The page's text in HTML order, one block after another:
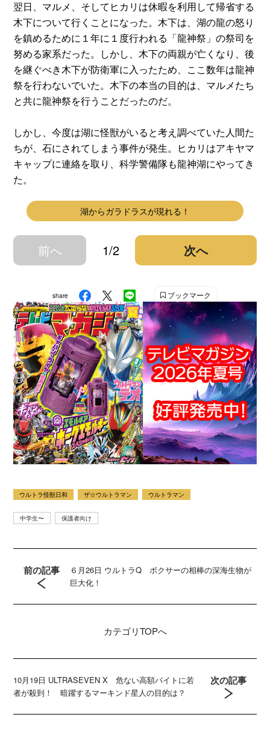
翌日、マルメ、そしてヒカリは休暇を利用して帰省する
木下について行くことになった。木下は、湖の龍の怒り
を鎮めるために１年に１度行われる「龍神祭」の祭司を
努める家系だった。しかし、木下の両親が亡くなり、後
を継ぐべき木下が防衛軍に入ったため、ここ数年は龍神
祭を行わないでいた。木下の本当の目的は、マルメたち
と共に龍神祭を行うことだったのだ。
しかし、今度は湖に怪獣がいると考え調べていた人間た
ちが、石にされてしまう事件が発生。ヒカリはアキヤマ
キャップに連絡を取り、科学警備隊も龍神湖にやってき
た。
湖からガラドラスが現れる！
前へ 1/2 次へ
share ブックマーク
ウルトラ怪獣日和 ザ☆ウルトラマン ウルトラマン
中学生〜 保護者向け
前の記事
６月26日 ウルトラQ ボクサーの相棒の深海生物が
巨大化！
カテゴリTOPへ
10月19日 ULTRASEVEN X 危ない高額バイトに若
者が殺到！ 暗躍するマーキンド星人の目的は？
次の記事